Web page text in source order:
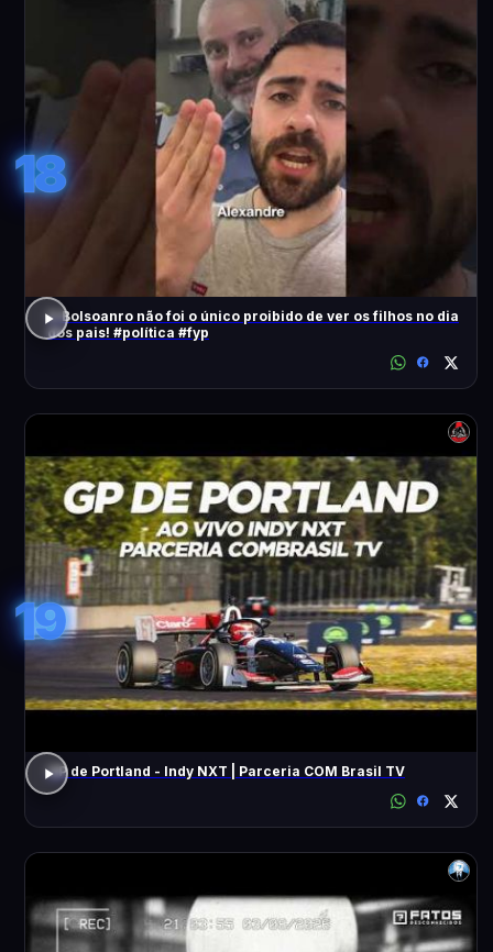
18
O Bolsoanro não foi o único proibido de ver os filhos no dia
dos pais! #política #fyp
19
GP de Portland - Indy NXT | Parceria COM Brasil TV